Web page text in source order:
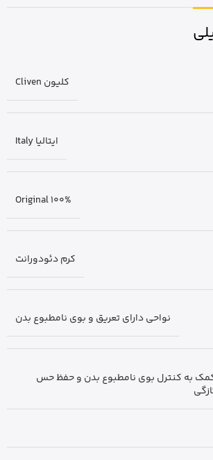
کلیون Cliven
ایتالیا Italy
Original 100%
کرم دئودورانت
نواحی دارای تعریق و بوی نامطبوع بدن
به کنترل بوی نامطبوع بدن و حفظ حس